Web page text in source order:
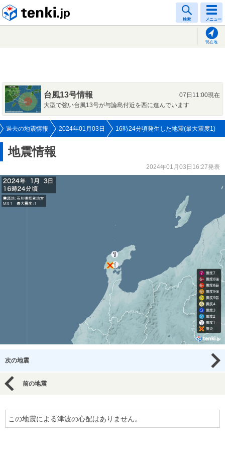
検索 メニュー
現在地
台風13号情報
07日11:00現在
大型で強い台風13号が与論島付近を西に進んでいます
過去の地震情報 2024年01月03日 16時24分頃発生した地震(最大震度1)
地震情報
2024年01月03日16:27発表
次の地震
前の地震
この地震による津波の心配はありません。